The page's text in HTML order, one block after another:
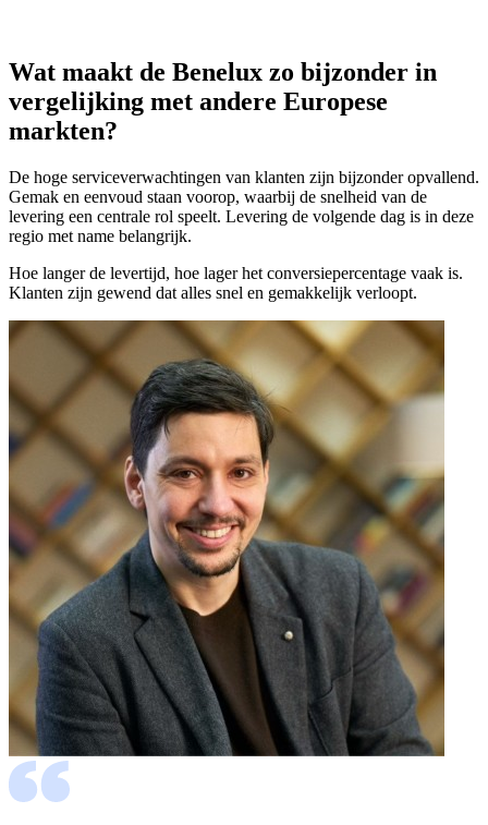
Wat maakt de Benelux zo bijzonder in
vergelijking met andere Europese
markten?
De hoge serviceverwachtingen van klanten zijn bijzonder opvallend.
Gemak en eenvoud staan voorop, waarbij de snelheid van de
levering een centrale rol speelt. Levering de volgende dag is in deze
regio met name belangrijk.
Hoe langer de levertijd, hoe lager het conversiepercentage vaak is.
Klanten zijn gewend dat alles snel en gemakkelijk verloopt.